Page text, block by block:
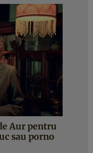
Aur pentru
sau porno